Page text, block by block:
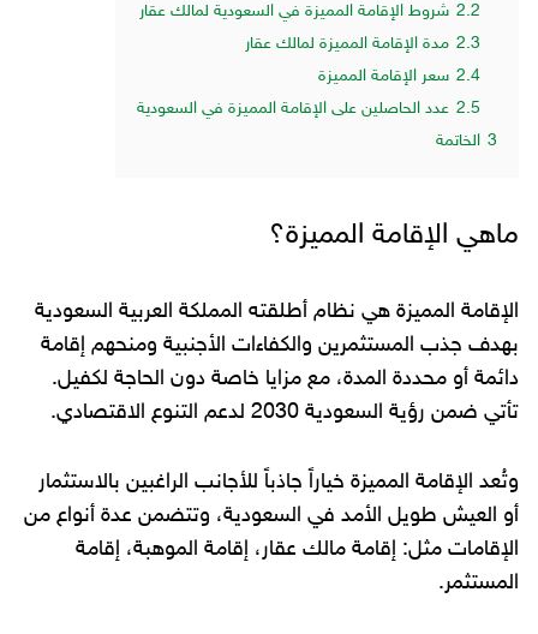
2.2 شروط الإقامة المميزة في السعودية لمالك عقار
2.3 مدة الإقامة المميزة لمالك عقار
2.4 سعر الإقامة المميزة
2.5 عدد الحاصلين على الإقامة المميزة في السعودية
3 الخاتمة
ماهي الإقامة المميزة؟
الإقامة المميزة هي نظام أطلقته المملكة العربية السعودية
بهدف جذب المستثمرين والكفاءات الأجنبية ومنحهم إقامة
دائمة أو محددة المدة، مع مزايا خاصة دون الحاجة لكفيل.
تأتي ضمن رؤية السعودية 2030 لدعم التنوع الاقتصادي.
وتُعد الإقامة المميزة خياراً جاذباً للأجانب الراغبين بالاستثمار
أو العيش طويل الأمد في السعودية، وتتضمن عدة أنواع من
الإقامات مثل: إقامة مالك عقار، إقامة الموهبة، إقامة
المستثمر.